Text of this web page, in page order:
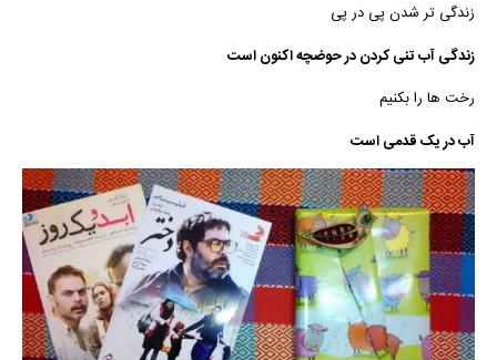
زندگی تر شدن پی در پی
زندگی آب تنی کردن در حوضچه اکنون است
رخت ها را بکنیم
آب در یک قدمی است